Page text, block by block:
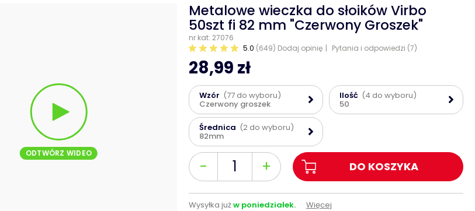
ODTWÓRZ WIDEO
Metalowe wieczka do słoików Virbo
50szt fi 82 mm "Czerwony Groszek"
nr kat: 27076
5.0 (649) Dodaj opinię Pytania i odpowiedzi (7)
28,99 zł
Wzór (77 do wyboru)
Czerwony groszek
Ilość (4 do wyboru)
50
Średnica (2 do wyboru)
82mm
-
Ilość + DO KOSZYKA
Wysyłka jużw poniedziałek.
Więcej